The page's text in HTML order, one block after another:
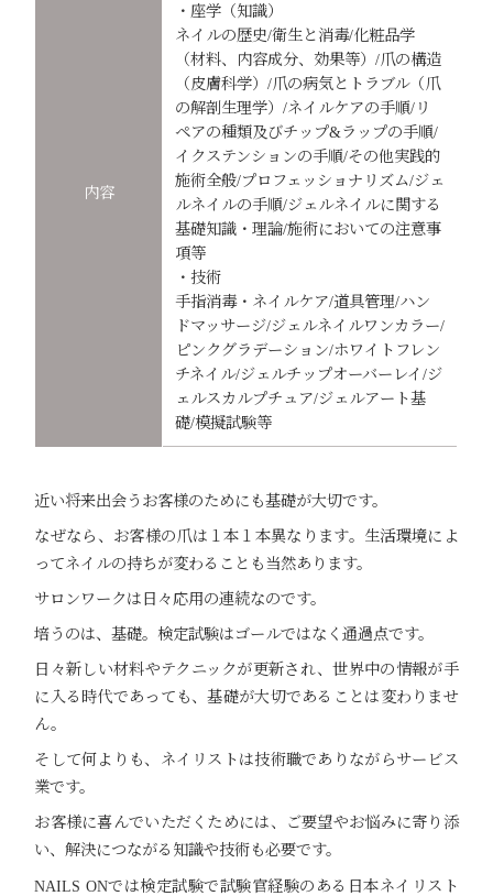
内容
・座学（知識）
ネイルの歴史/衛生と消毒/化粧品学
（材料、内容成分、効果等）/爪の構造
（皮膚科学）/爪の病気とトラブル（爪
の解剖生理学）/ネイルケアの手順/リ
ペアの種類及びチップ&ラップの手順/
イクステンションの手順/その他実践的
施術全般/プロフェッショナリズム/ジェ
ルネイルの手順/ジェルネイルに関する
基礎知識・理論/施術においての注意事
項等
・技術
手指消毒・ネイルケア/道具管理/ハン
ドマッサージ/ジェルネイルワンカラー/
ピンクグラデーション/ホワイトフレン
チネイル/ジェルチップオーバーレイ/ジ
ェルスカルプチュア/ジェルアート基
礎/模擬試験等
近い将来出会うお客様のためにも基礎が大切です。
なぜなら、お客様の爪は１本１本異なります。生活環境によ
ってネイルの持ちが変わることも当然あります。
サロンワークは日々応用の連続なのです。
培うのは、基礎。検定試験はゴールではなく通過点です。
日々新しい材料やテクニックが更新され、世界中の情報が手
に入る時代であっても、基礎が大切であることは変わりませ
ん。
そして何よりも、ネイリストは技術職でありながらサービス
業です。
お客様に喜んでいただくためには、ご要望やお悩みに寄り添
い、解決につながる知識や技術も必要です。
NAILS ONでは検定試験で試験官経験のある日本ネイリスト